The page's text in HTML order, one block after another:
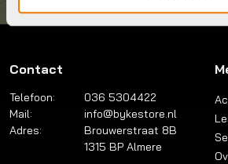
Contact
Telefoon:
036 5304422
Mail:
info@bykestore.nl
Adres:
Brouwerstraat 8B
1315 BP Almere